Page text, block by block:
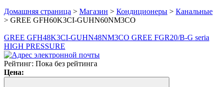
Домашняя страница > Магазин > Кондиционеры > Канальные
> GREE GFH60K3CI-GUHN60NM3CO
GREE GFH48K3CI-GUHN48NM3CO GREE FGR20/B-G seria
HIGH PRESSURE
Рейтинг: Пока без рейтинга
Цена: